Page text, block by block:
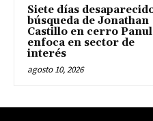
Siete días
búsqueda de Jonathan
Castillo en cerro Panul
enfoca en sector de
interés
agosto 10, 2026